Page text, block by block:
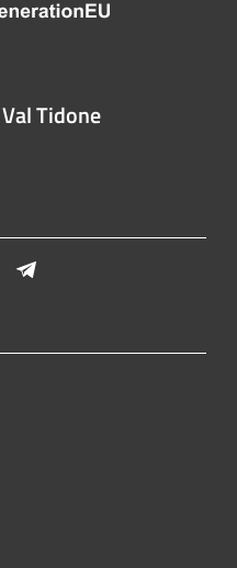
Tidone